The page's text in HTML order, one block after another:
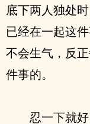
底下两人独处
已经在一起这
不会生气，反
件事的。
忍一下就